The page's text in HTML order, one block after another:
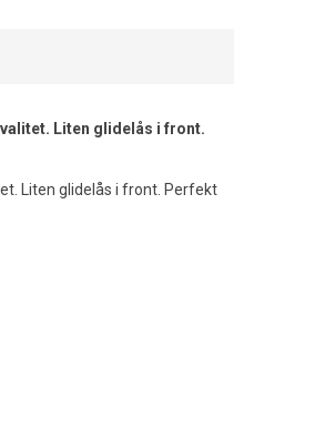
Liten glidelås i front.
Liten glidelås i front. Perfekt